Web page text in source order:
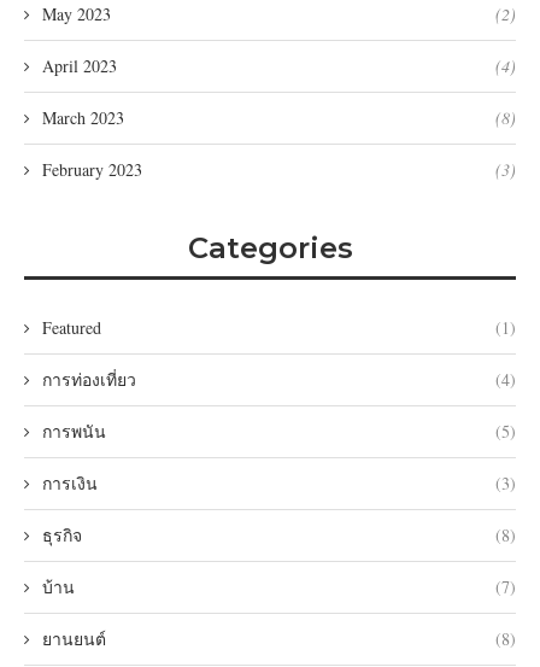
May 2023 (2)
April 2023 (4)
March 2023 (8)
February 2023 (3)
Categories
Featured (1)
การท่องเที่ยว (4)
การพนัน (5)
การเงิน (3)
ธุรกิจ (8)
บ้าน (7)
ยานยนต์ (8)